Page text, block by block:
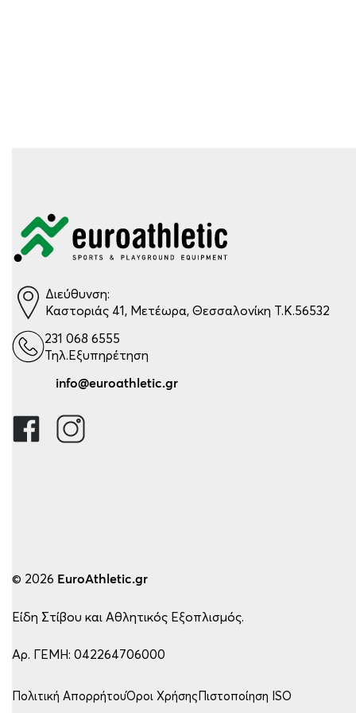
Διεύθυνση:
Καστοριάς 41, Μετέωρα, Θεσσαλονίκη Τ.Κ.56532
231 068 6555
Τηλ.Εξυπηρέτηση
info@euroathletic.gr
© 2026 EuroAthletic.gr
Είδη Στίβου και Αθλητικός Εξοπλισμός.
Αρ. ΓΕΜΗ: 042264706000
Πολιτική ΑπορρήτουΌροι ΧρήσηςΠιστοποίηση ISO